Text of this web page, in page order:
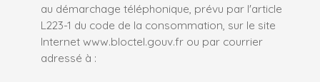
au démarchage téléphonique, prévu par l'article
L223-1 du code de la consommation, sur le site
Internet www.bloctel.gouv.fr ou par courrier
adressé à :